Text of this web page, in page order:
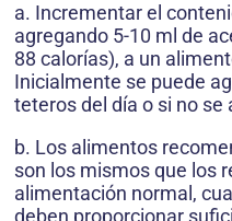
a. Incrementar el
agregando 5-10 ml de
88 calorías), a un
Inicialmente se puede
teteros del día o si no se
b. Los alimentos
son los mismos que los
alimentación normal,